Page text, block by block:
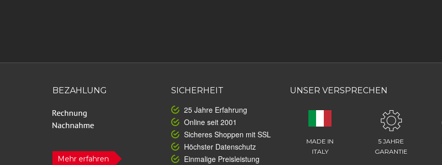
BEZAHLUNG
Mehr erfahren
SICHERHEIT
25 Jahre Erfahrung
Online seit 2001
Sicheres Shoppen mit SSL
Höchster Datenschutz
Einmalige Preisleistung
UNSER VERSPRECHEN
MADE IN
ITALY
5 JAHRE
GARANTIE